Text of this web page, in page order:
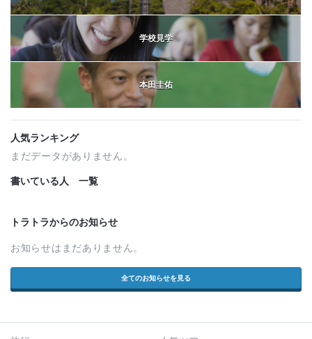
学校見学
本田圭佑
人気ランキング
まだデータがありません。
書いている人 一覧
トラトラからのお知らせ
お知らせはまだありません。
全てのお知らせを見る